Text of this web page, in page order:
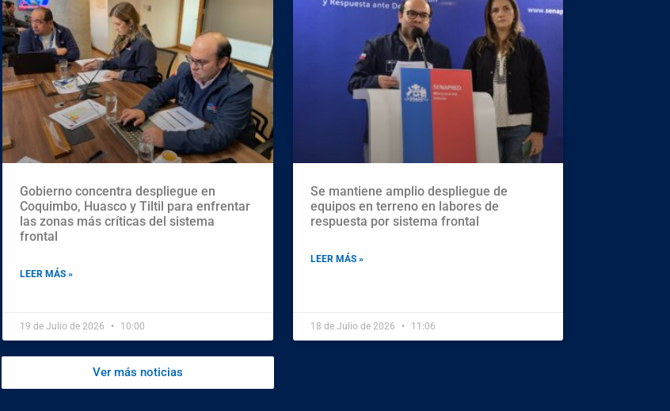
Gobierno concentra despliegue en
Coquimbo, Huasco y Tiltil para enfrentar
las zonas más críticas del sistema
frontal
LEER MÁS »
19 de Julio de 2026 10:00
Se mantiene amplio despliegue de
equipos en terreno en labores de
respuesta por sistema frontal
LEER MÁS »
18 de Julio de 2026 11:06
Ver más noticias